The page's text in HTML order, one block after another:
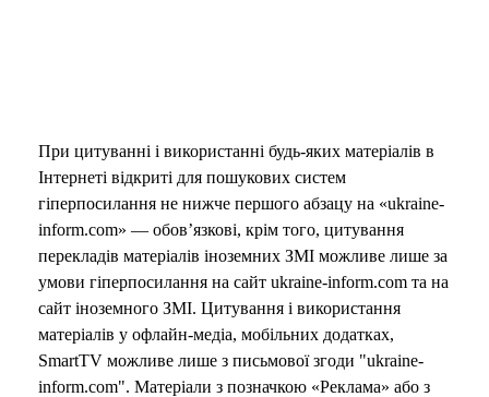
При цитуванні і використанні будь-яких матеріалів в
Інтернеті відкриті для пошукових систем
гіперпосилання не нижче першого абзацу на «ukraine-
inform.com» — обов’язкові, крім того, цитування
перекладів матеріалів іноземних ЗМІ можливе лише за
умови гіперпосилання на сайт ukraine-inform.com та на
сайт іноземного ЗМІ. Цитування і використання
матеріалів у офлайн-медіа, мобільних додатках,
SmartTV можливе лише з письмової згоди "ukraine-
inform.com". Матеріали з позначкою «Реклама» або з